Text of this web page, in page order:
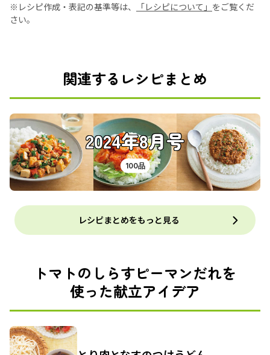
※レシピ作成・表記の基準等は、
「レシピについて」 をご覧くだ
さい。
関連するレシピまとめ
2024年8月号
100品
レシピまとめをもっと見る
トマトのしらすピーマンだれを
使った献立アイデア